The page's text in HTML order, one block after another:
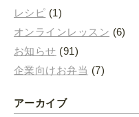
レシピ (1)
オンラインレッスン (6)
お知らせ (91)
企業向けお弁当 (7)
アーカイブ